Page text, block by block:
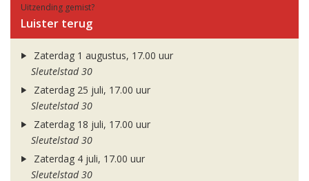
Uitzending gemist?
Luister terug
Zaterdag 1 augustus, 17.00 uur
Sleutelstad 30
Zaterdag 25 juli, 17.00 uur
Sleutelstad 30
Zaterdag 18 juli, 17.00 uur
Sleutelstad 30
Zaterdag 4 juli, 17.00 uur
Sleutelstad 30